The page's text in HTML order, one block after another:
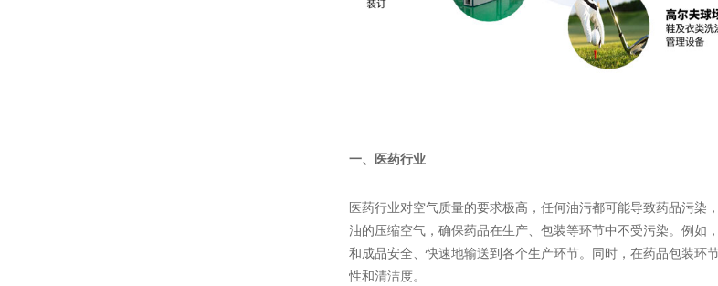
一、医药行业
医药行业对空气质量的要求极高，任何油污都可能导致药品污
油的压缩空气，确保药品在生产、包装等环节中不受污染。例如
和成品安全、快速地输送到各个生产环节。同时，在药品包装环
性和清洁度。